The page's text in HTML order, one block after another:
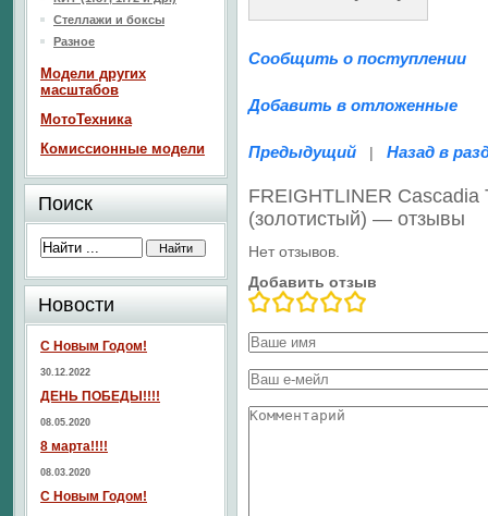
Сообщить о поступлении
Добавить в отложенные
Предыдущий | Назад в
FREIGHTLINER Cascadia
(золотистый) — отзывы
Нет отзывов.
Добавить отзыв
Стеллажи и боксы
Разное
Модели других
масштабов
МотоТехника
Комиссионные модели
Поиск
Новости
С Новым Годом!
30.12.2022
ДЕНЬ ПОБЕДЫ!!!!
08.05.2020
8 марта!!!!
08.03.2020
С Новым Годом!